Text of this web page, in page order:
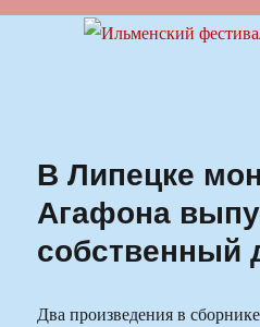
Ильменский
В Липецке
Агафона
собственный
Два произведения в